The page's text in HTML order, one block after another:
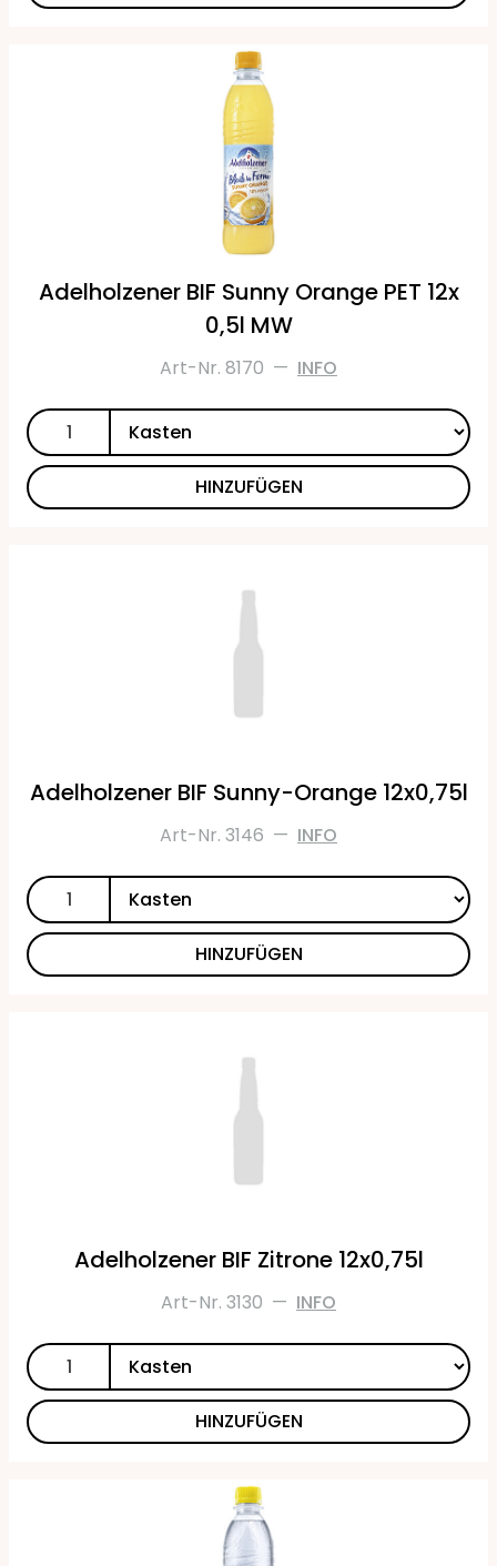
Adelholzener BIF Sunny Orange PET 12x
0,5l MW
Art-Nr. 8170 — INFO
HINZUFÜGEN
Adelholzener BIF Sunny-Orange 12x0,75l
Art-Nr. 3146 — INFO
HINZUFÜGEN
Adelholzener BIF Zitrone 12x0,75l
Art-Nr. 3130 — INFO
HINZUFÜGEN